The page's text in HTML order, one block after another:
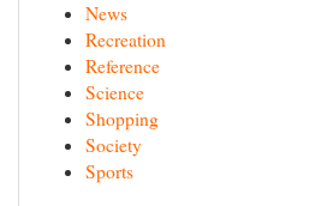
News
Recreation
Reference
Science
Shopping
Society
Sports